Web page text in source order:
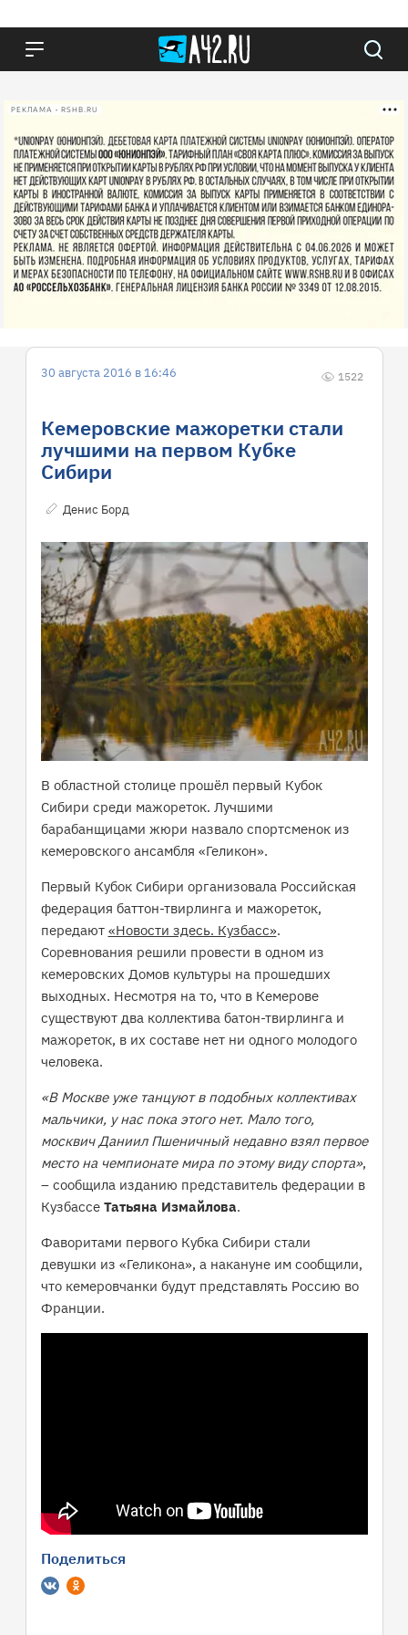
РЕКЛАМА • RSHB.RU
30 августа 2016 в 16:46 1522
Кемеровские мажоретки стали
лучшими на первом Кубке
Сибири
Денис Борд
В областной столице прошёл первый Кубок
Сибири среди мажореток. Лучшими
барабанщицами жюри назвало спортсменок из
кемеровского ансамбля «Геликон».
Первый Кубок Сибири организовала Российская
федерация баттон-твирлинга и мажореток,
передают «Новости здесь. Кузбасс».
Соревнования решили провести в одном из
кемеровских Домов культуры на прошедших
выходных. Несмотря на то, что в Кемерове
существуют два коллектива батон-твирлинга и
мажореток, в их составе нет ни одного молодого
человека.
«В Москве уже танцуют в подобных коллективах
мальчики, у нас пока этого нет. Мало того,
москвич Даниил Пшеничный недавно взял первое
место на чемпионате мира по этому виду спорта»,
– сообщила изданию представитель федерации в
Кузбассе Татьяна Измайлова.
Фаворитами первого Кубка Сибири стали
девушки из «Геликона», а накануне им сообщили,
что кемеровчанки будут представлять Россию во
Франции.
Поделиться
Вконтакте
Одноклассники